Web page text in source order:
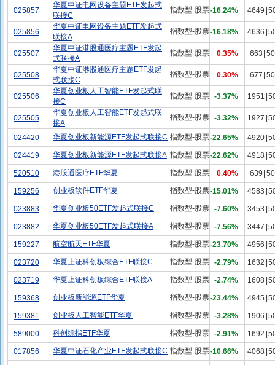
025857
华夏中证电网设备主题ETF发起式
联接C
指数型-股票-16.24% 4649
025856
华夏中证电网设备主题ETF发起式
联接A
指数型-股票-16.18% 4636
025507
华夏中证港股通医疗主题ETF发起
式联接A
指数型-股票 0.35% 663
025508
华夏中证港股通医疗主题ETF发起
式联接C
指数型-股票 0.30% 677
025506
华夏创业板人工智能ETF发起式联
接C
指数型-股票 -3.37% 1951
025505
华夏创业板人工智能ETF发起式联
接A
指数型-股票 -3.32% 1927
024420 华夏创业板新能源ETF发起式联接C 指数型-股票-22.65% 4920
024419 华夏创业板新能源ETF发起式联接A 指数型-股票-22.62% 4918
520510 港股通医疗ETF华夏 指数型-股票 0.40% 639
159256 创业板软件ETF华夏 指数型-股票-15.01% 4583
023883 华夏创业板50ETF发起式联接C 指数型-股票 -7.60% 3453
023882 华夏创业板50ETF发起式联接A 指数型-股票 -7.56% 3447
159227 航空航天ETF华夏 指数型-股票-23.70% 4956
023720 华夏上证科创板综合ETF联接C 指数型-股票 -2.79% 1632
023719 华夏上证科创板综合ETF联接A 指数型-股票 -2.74% 1608
159368 创业板新能源ETF华夏 指数型-股票-23.44% 4945
159381 创业板人工智能ETF华夏 指数型-股票 -3.28% 1906
589000 科创综指ETF华夏 指数型-股票 -2.91% 1692
017856 华夏中证石化产业ETF发起式联接C 指数型-股票-10.66% 4068